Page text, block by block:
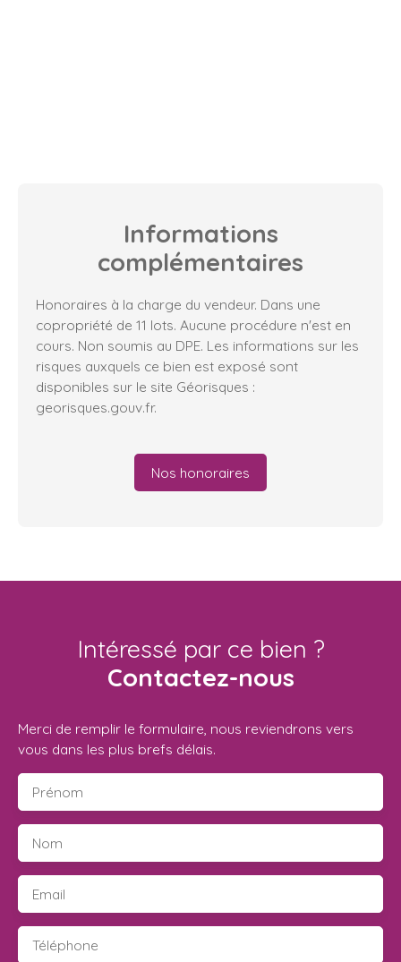
Informations
complémentaires
Honoraires à la charge du vendeur. Dans une
copropriété de 11 lots. Aucune procédure n'est en
cours. Non soumis au DPE. Les informations sur les
risques auxquels ce bien est exposé sont
disponibles sur le site Géorisques :
georisques.gouv.fr.
Nos honoraires
Intéressé par ce bien ?
Contactez-nous
Merci de remplir le formulaire, nous reviendrons vers
vous dans les plus brefs délais.
Prénom
Nom
Email
Téléphone